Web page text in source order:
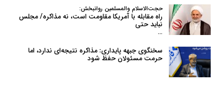
حجت‌الاسلام والمسلمین روانبخش:
راه مقابله با آمریکا مقاومت است، نه مذاکره/ مجلس
نباید حتی
…
سخنگوی جبهه پایداری: مذاکره نتیجه‌ای ندارد، اما
حرمت مسئولان حفظ شود